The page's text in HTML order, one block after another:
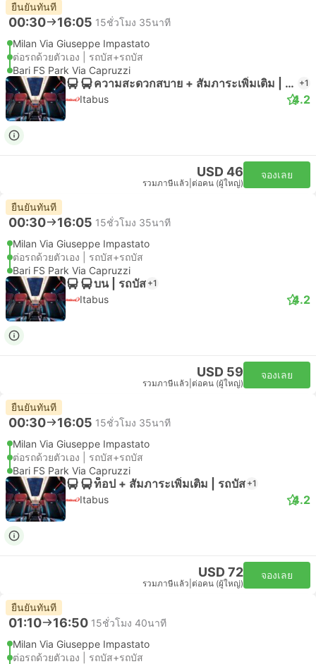
ยืนยันทันที
00:30 16:05 15ชั่วโมง 35นาที
Milan Via Giuseppe Impastato
ต่อรถด้วยตัวเอง | รถบัส+รถบัส
Bari FS Park Via Capruzzi
ความสะดวกสบาย + สัมภาระเพิ่มเติม | รถบัส +1
Itabus 4.2
USD 46
รวมภาษีแล้ว ต่อคน (ผู้ใหญ่)
จองเลย
ยืนยันทันที
00:30 16:05 15ชั่วโมง 35นาที
Milan Via Giuseppe Impastato
ต่อรถด้วยตัวเอง | รถบัส+รถบัส
Bari FS Park Via Capruzzi
บน | รถบัส +1
Itabus 4.2
USD 59
รวมภาษีแล้ว ต่อคน (ผู้ใหญ่)
จองเลย
ยืนยันทันที
00:30 16:05 15ชั่วโมง 35นาที
Milan Via Giuseppe Impastato
ต่อรถด้วยตัวเอง | รถบัส+รถบัส
Bari FS Park Via Capruzzi
ท็อป + สัมภาระเพิ่มเติม | รถบัส +1
Itabus 4.2
USD 72
รวมภาษีแล้ว ต่อคน (ผู้ใหญ่)
จองเลย
ยืนยันทันที
01:10 16:50 15ชั่วโมง 40นาที
Milan Via Giuseppe Impastato
ต่อรถด้วยตัวเอง | รถบัส+รถบัส